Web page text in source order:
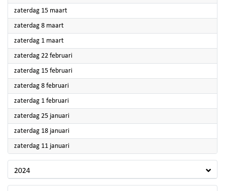
zaterdag 15 maart2025
zaterdag 8 maart2025
zaterdag 1 maart2025
zaterdag 22 februari2025
zaterdag 15 februari2025
zaterdag 8 februari2025
zaterdag 1 februari2025
zaterdag 25 januari2025
zaterdag 18 januari2025
zaterdag 11 januari2025
2024